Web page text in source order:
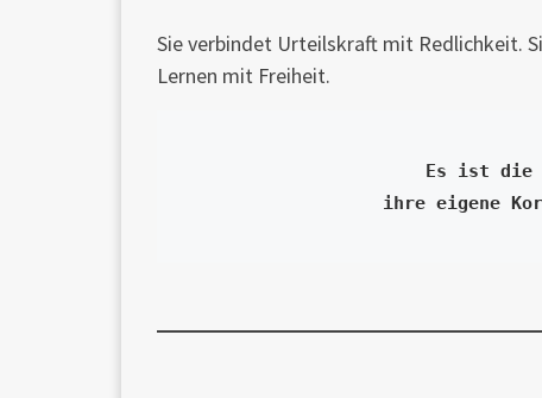
Sie verbindet Urteilskraft mit Redlichkeit.
Lernen mit Freiheit.
Es ist die
ihre eigene